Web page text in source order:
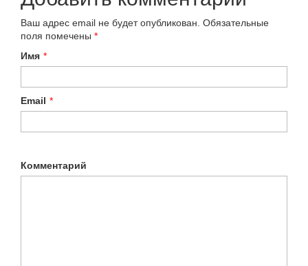
Ваш адрес email не будет опубликован. Обязательные
поля помечены *
Имя *
Email *
Комментарий